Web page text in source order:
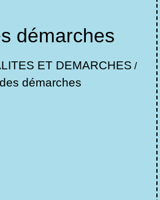
démarches
ET DEMARCHES /
démarches